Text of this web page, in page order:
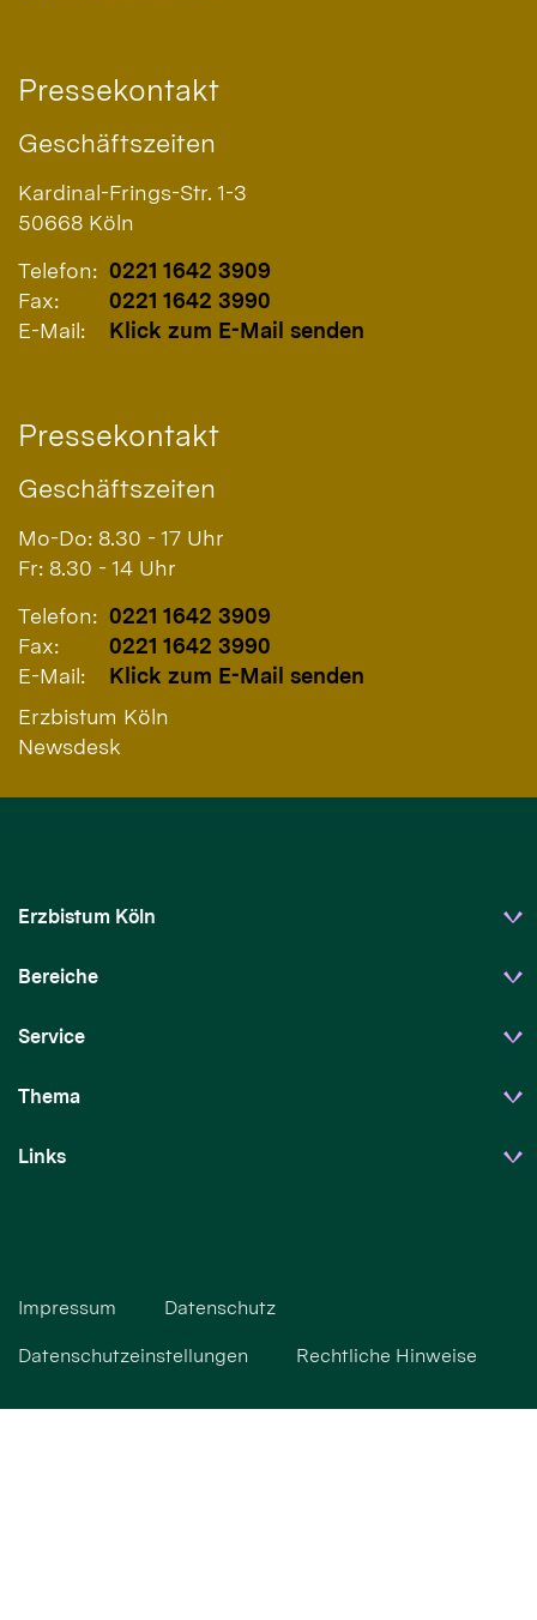
Pressekontakt
Geschäftszeiten
Kardinal-Frings-Str. 1-3
50668 Köln
Telefon: 0221 1642 3909
Fax:
0221 1642 3990
E-Mail:
Klick zum E-Mail senden
Pressekontakt
Geschäftszeiten
Mo-Do: 8.30 - 17 Uhr
Fr: 8.30 - 14 Uhr
Telefon: 0221 1642 3909
Fax:
0221 1642 3990
E-Mail:
Klick zum E-Mail senden
Erzbistum Köln
Newsdesk
Erzbistum Köln
Bereiche
Service
Thema
Links
Impressum Datenschutz
Datenschutzeinstellungen Rechtliche Hinweise